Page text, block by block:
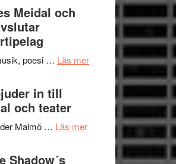
genrens
vidsträckta
Meidal och
poesi … Läs merom
Hannes
Roland
Pöntinen
in till
och teater
Malmö … Läs merom
Malmöfestivalen
Shadow´s